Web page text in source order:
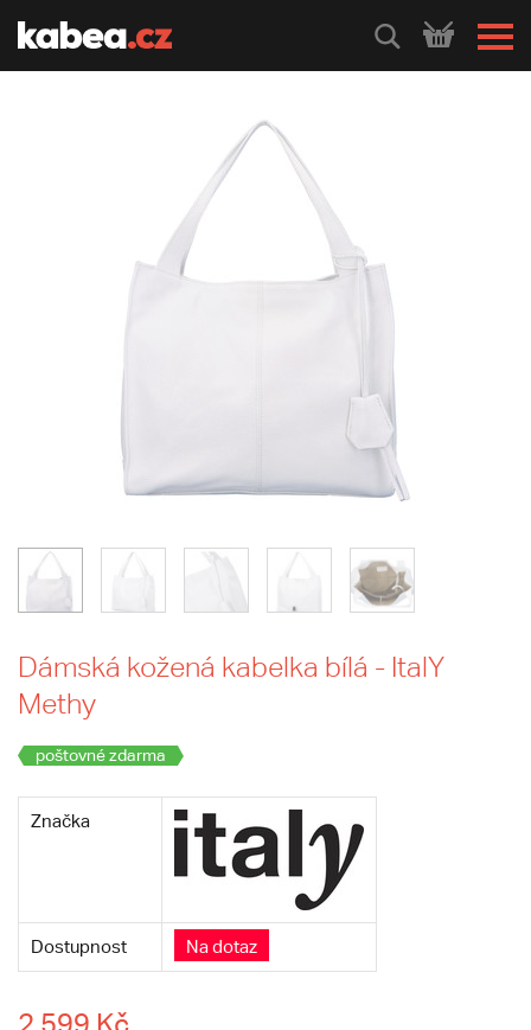
HLEDEJ
Dámská kožená kabelka bílá - ItalY
Methy
poštovné zdarma
Značka
Dostupnost Na dotaz
2 599 Kč